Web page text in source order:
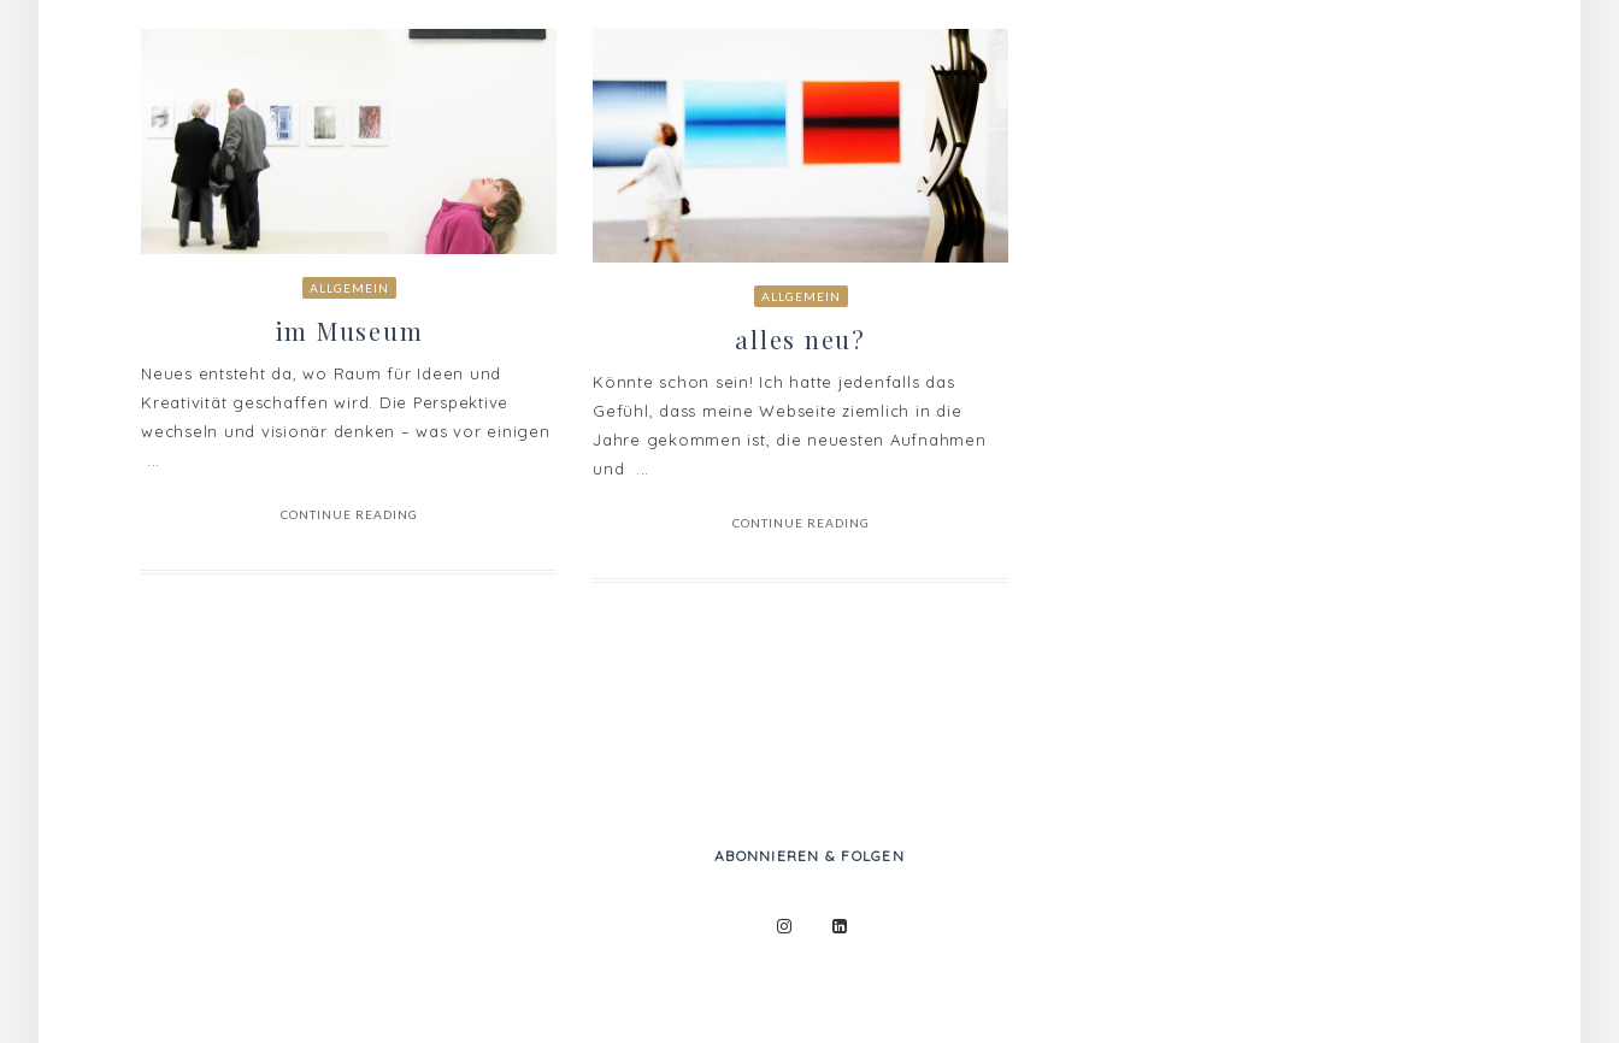
ALLGEMEIN
im Museum
Neues entsteht da, wo Raum für Ideen und
Kreativität geschaffen wird. Die Perspektive
wechseln und visionär denken – was vor einigen
CONTINUE READING
ALLGEMEIN
alles neu?
Könnte schon sein! Ich hatte jedenfalls das
Gefühl, dass meine Webseite ziemlich in die
Jahre gekommen ist, die neuesten Aufnahmen
und ...
CONTINUE READING
ABONNIEREN & FOLGEN